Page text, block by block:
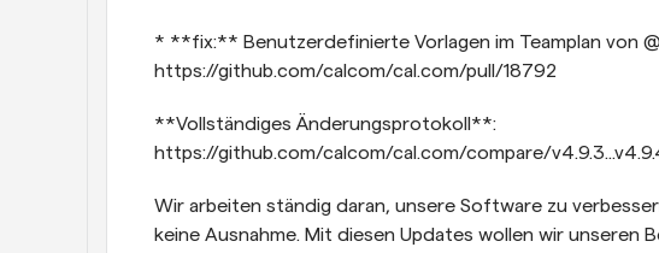
* **fix:** Benutzerdefinierte Vorlagen im Teamplan von
https://github.com/calcom/cal.com/pull/18792
**Vollständiges Änderungsprotokoll**:
https://github.com/calcom/cal.com/compare/
Wir arbeiten ständig daran, unsere Software zu
keine Ausnahme. Mit diesen Updates wollen wir unseren